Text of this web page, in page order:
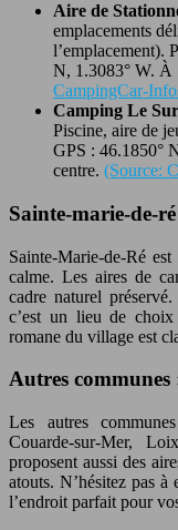
Aire de
emplacements
l’emplacement).
N, 1.3083° W. À
CampingCar-
Camping Le
Piscine, aire de
GPS : 46.1850°
centre. (Source:
Sainte-marie-de-
Sainte-Marie-de-Ré
calme. Les aires de
cadre naturel
c’est un lieu de
romane du village est
Autres communes
Les autres
Couarde-sur-Mer,
proposent aussi des
atouts. N’hésitez pas
l’endroit parfait pour